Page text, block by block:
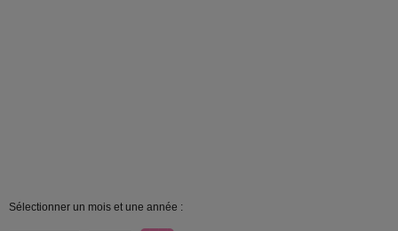
Sélectionner un mois et une année :